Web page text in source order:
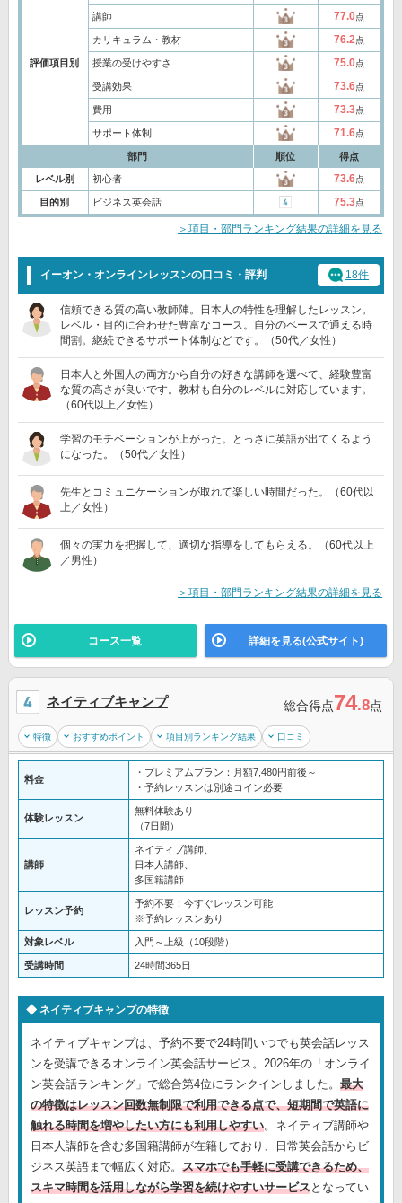
評価項目別
講師 77.0点
カリキュラム・教材 76.2点
授業の受けやすさ 75.0点
受講効果 73.6点
費用 73.3点
サポート体制 71.6点
部門 順位 得点
レベル別 初心者 73.6点
目的別 ビジネス英会話 75.3点
＞項目・部門ランキング結果の詳細を見る
イーオン・オンラインレッスンの口コミ・評判 18件
信頼できる質の高い教師陣。日本人の特性を理解したレッスン。
レベル・目的に合わせた豊富なコース。自分のペースで通える時
間割。継続できるサポート体制などです。（50代／女性）
日本人と外国人の両方から自分の好きな講師を選べて、経験豊富
な質の高さが良いです。教材も自分のレベルに対応しています。
（60代以上／女性）
学習のモチベーションが上がった。とっさに英語が出てくるよう
になった。（50代／女性）
先生とコミュニケーションが取れて楽しい時間だった。（60代以
上／女性）
個々の実力を把握して、適切な指導をしてもらえる。（60代以上
／男性）
＞項目・部門ランキング結果の詳細を見る
コース一覧 詳細を見る(公式サイト)
ネイティブキャンプ 総合得点74.8点
特徴 おすすめポイント 項目別ランキング結果 口コミ
料金
・プレミアムプラン：月額7,480円前後～
・予約レッスンは別途コイン必要
体験レッスン
無料体験あり
（7日間）
講師
ネイティブ講師、
日本人講師、
多国籍講師
レッスン予約
予約不要：今すぐレッスン可能
※予約レッスンあり
対象レベル 入門～上級（10段階）
受講時間 24時間365日
ネイティブキャンプの特徴
ネイティブキャンプは、予約不要で24時間いつでも英会話レッス
ンを受講できるオンライン英会話サービス。2026年の「オンライ
ン英会話ランキング」で総合第4位にランクインしました。 最大
の特徴はレッスン回数無制限で利用できる点で、短期間で英語に
触れる時間を増やしたい方にも利用しやすい。ネイティブ講師や
日本人講師を含む多国籍講師が在籍しており、日常英会話からビ
ジネス英語まで幅広く対応。 スマホでも手軽に受講できるため、
スキマ時間を活用しながら学習を続けやすいサービスとなってい